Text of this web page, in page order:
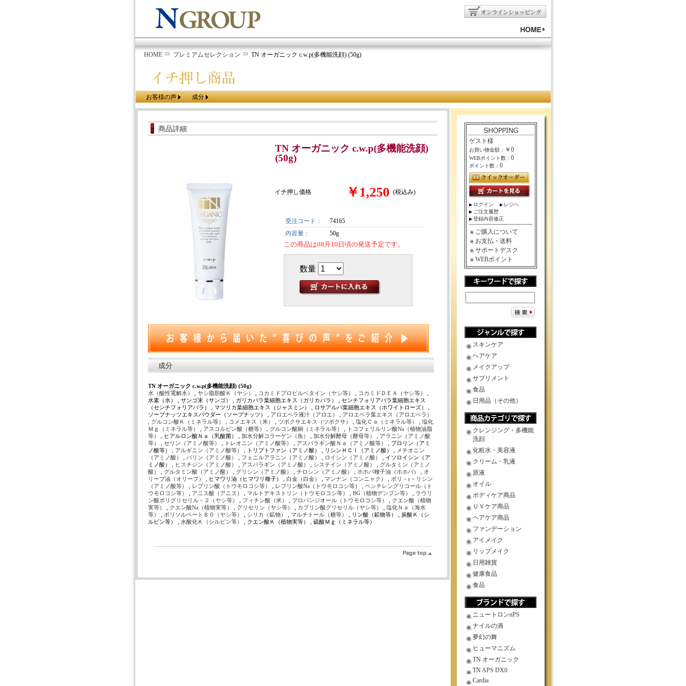
HOME プレミアムセレクション TN オーガニック c.w.p(多機能洗顔) (50g)
お客様の声 成分
商品詳細
TN オーガニック c.w.p(多機能洗顔)
(50g)
イチ押し価格 ￥1,250 (税込み)
受注コード：
74165
内容量：
50g
この商品は08月10日頃の発送予定です。
数量
成分
TN オーガニック c.w.p(多機能洗顔) (50g)
水（酸性電解水）
ヤシ脂肪酸Ｋ（ヤシ） コカミドプロピルベタイン（ヤシ等） コカミドＤＥＡ（ヤシ等）
水素（水） , サンゴ末（サンゴ） , ガリカバラ葉細胞エキス（ガリカバラ） , センチフォリアバラ葉細胞エキス
（センチフォリアバラ） , マツリカ葉細胞エキス（ジャスミン） , ロサアルバ葉細胞エキス（ホワイトローズ） ,
ソープナッツエキスパウダー（ソープナッツ） ,
アロエベラ液汁（アロエ）
アロエベラ葉エキス（アロエベラ）
グルコン酸Ｋ（ミネラル等） コメエキス（米） ツボクサエキス（ツボクサ） 塩化Ｃａ（ミネラル等）
塩化
Ｍｇ（ミネラル等）
アスコルビン酸（糖等） グルコン酸銅（ミネラル等）
トコフェリルリン酸Na（植物油脂
等）
, ヒアルロン酸Ｎａ（乳酸菌） , 加水分解コラーゲン（魚） 加水分解酵母（酵母等）
アラニン（アミノ酸
等）
セリン（アミノ酸等） トレオニン（アミノ酸等） アスパラギン酸Ｎａ（アミノ酸等）
, プロリン（アミ
ノ酸等） ,
アルギニン（アミノ酸等） , トリプトファン（アミノ酸） , リシンＨＣｌ（アミノ酸） ,
メチオニン
（アミノ酸）
バリン（アミノ酸） フェニルアラニン（アミノ酸） ロイシン（アミノ酸）
, イソロイシン（ア
ミノ酸） ,
ヒスチジン（アミノ酸） アスパラギン（アミノ酸） システイン（アミノ酸）
グルタミン（アミノ
酸）
グルタミン酸（アミノ酸） グリシン（アミノ酸） チロシン（アミノ酸） ホホバ種子油（ホホバ）
オ
リーブ油（オリーブ）
, ヒマワリ油（ヒマワリ種子） , 白金（白金） マンナン（コンニャク）
ポリ－ε－リシン
（アミノ酸等）
レブリン酸（トウモロコシ等） レブリン酸Na（トウモロコシ等）
ペンチレングリコール（ト
ウモロコシ等）
アニス酸（アニス） マルトデキストリン（トウモロコシ等） BG（植物デンプン等）
ラウリ
ン酸ポリグリセリル－２（ヤシ等）
フィチン酸（米） プロパンジオール（トウモロコシ等）
クエン酸（植物
実等）
クエン酸Na（植物実等） グリセリン（ヤシ等） カプリン酸グリセリル（ヤシ等）
塩化Ｎａ（海水
等）
ポリソルベート８０（ヤシ等） シリカ（鉱物） マルチトール（糖等）
, リン酸（鉱物等） , 炭酸Ｋ（シ
ルビン等） , 水酸化Ｋ（シルビン等） , クエン酸Ｋ（植物実等） , 硫酸Ｍｇ（ミネラル等）
ゲスト様
お買い物金額： ￥0
WEBポイント数： 0
ポイント数： 0
ログイン
レジへ
ご注文履歴
登録内容修正
ご購入について
お支払・送料
サポートデスク
WEBポイント
スキンケア
ヘアケア
メイクアップ
サプリメント
食品
日用品（その他）
クレンジング・多機能
洗顔
化粧水・美容液
クリーム・乳液
原液
オイル
ボディケア商品
ＵＶケア商品
ヘアケア商品
ファンデーション
アイメイク
リップメイク
日用雑貨
健康食品
食品
ニュートロンnPS
ナイルの滴
夢幻の舞
ヒューマニズム
TN オーガニック
TN APS DX0
Cardia